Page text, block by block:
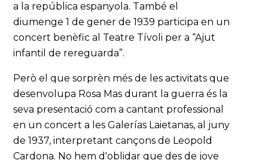
a la república espanyola. També el
diumenge 1 de gener de 1939 participa en un
concert benèfic al Teatre Tívoli per a “Ajut
infantil de rereguarda”.
Però el que sorprèn més de les activitats que
desenvolupa Rosa Mas durant la guerra és la
seva presentació com a cantant professional
en un concert a les Galerías Laietanas, al juny
de 1937, interpretant cançons de Leopold
Cardona. No hem d'oblidar que des de jove